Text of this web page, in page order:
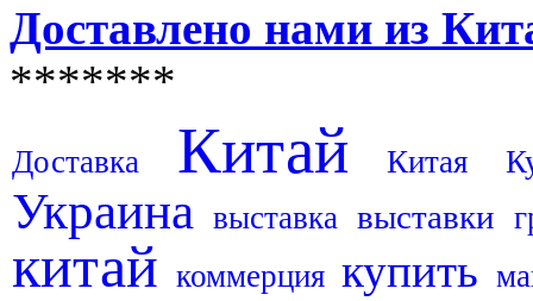
Доставлено нами из
*******
Доставка Китай Китая
Украина выставка выставки
китай коммерция купить